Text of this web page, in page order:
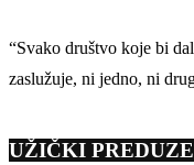
“Svako društvo koje bi
zaslužuje, ni jedno, ni
UŽIČKI